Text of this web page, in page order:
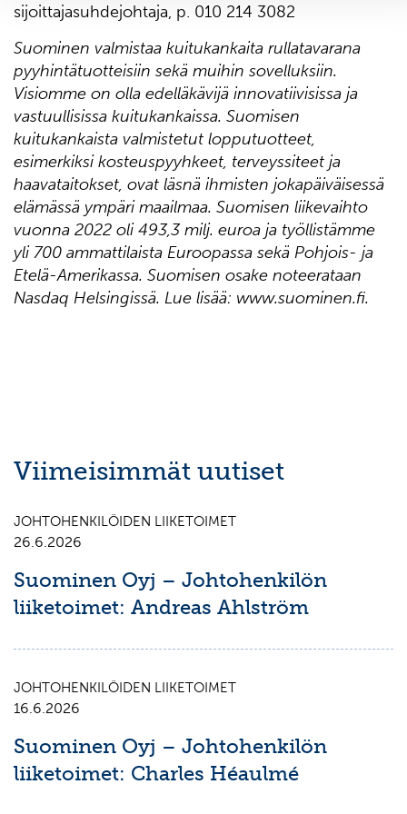
sijoittajasuhdejohtaja, p. 010 214 3082
Suominen valmistaa kuitukankaita rullatavarana
pyyhintätuotteisiin sekä muihin sovelluksiin.
Visiomme on olla edelläkävijä innovatiivisissa ja
vastuullisissa kuitukankaissa. Suomisen
kuitukankaista valmistetut lopputuotteet,
esimerkiksi kosteuspyyhkeet, terveyssiteet ja
haavataitokset, ovat läsnä ihmisten jokapäiväisessä
elämässä ympäri maailmaa. Suomisen liikevaihto
vuonna 2022 oli 493,3 milj. euroa ja työllistämme
yli 700 ammattilaista Euroopassa sekä Pohjois- ja
Etelä-Amerikassa. Suomisen osake noteerataan
Nasdaq Helsingissä. Lue lisää: www.suominen.fi.
Viimeisimmät uutiset
JOHTOHENKILÖIDEN LIIKETOIMET
26.6.2026
Suominen Oyj – Johtohenkilön
liiketoimet: Andreas Ahlström
JOHTOHENKILÖIDEN LIIKETOIMET
16.6.2026
Suominen Oyj – Johtohenkilön
liiketoimet: Charles Héaulmé